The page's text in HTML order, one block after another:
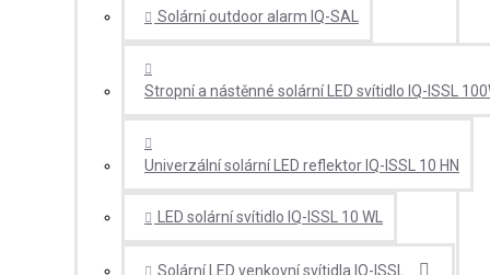
Solární outdoor alarm IQ-SAL
Stropní a nástěnné solární LED svítidlo IQ-ISSL
Univerzální solární LED reflektor IQ-ISSL 10 HN
LED solární svítidlo IQ-ISSL 10 WL
Solární LED venkovní svítidla IQ-ISSL